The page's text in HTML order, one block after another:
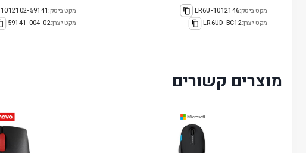
מקט ביטק:1012146-LR6U
מקט יצרן:LR6UD-BC12
מקט ביטק:1012102-59141
מקט יצרן:59141-004-02
מוצרים קשורים